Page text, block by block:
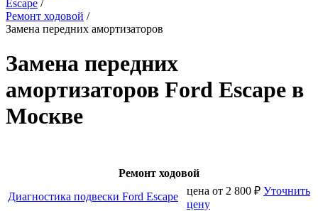
Escape /
Ремонт ходовой /
Замена передних амортизаторов
Замена передних
амортизаторов Ford Escape в
Москве
Ремонт ходовой
Диагностика подвески Ford Escape
цена от 2 800 ₽ Уточнить
цену